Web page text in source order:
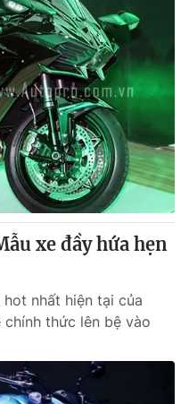
xe đầy hứa hẹn
hot nhất hiện tại của
chính thức lên bệ vào